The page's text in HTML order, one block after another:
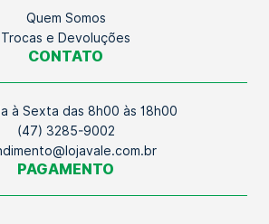
Quem Somos
Trocas e Devoluções
CONTATO
à Sexta das 8h00 às 18h00
(47) 3285-9002
PAGAMENTO